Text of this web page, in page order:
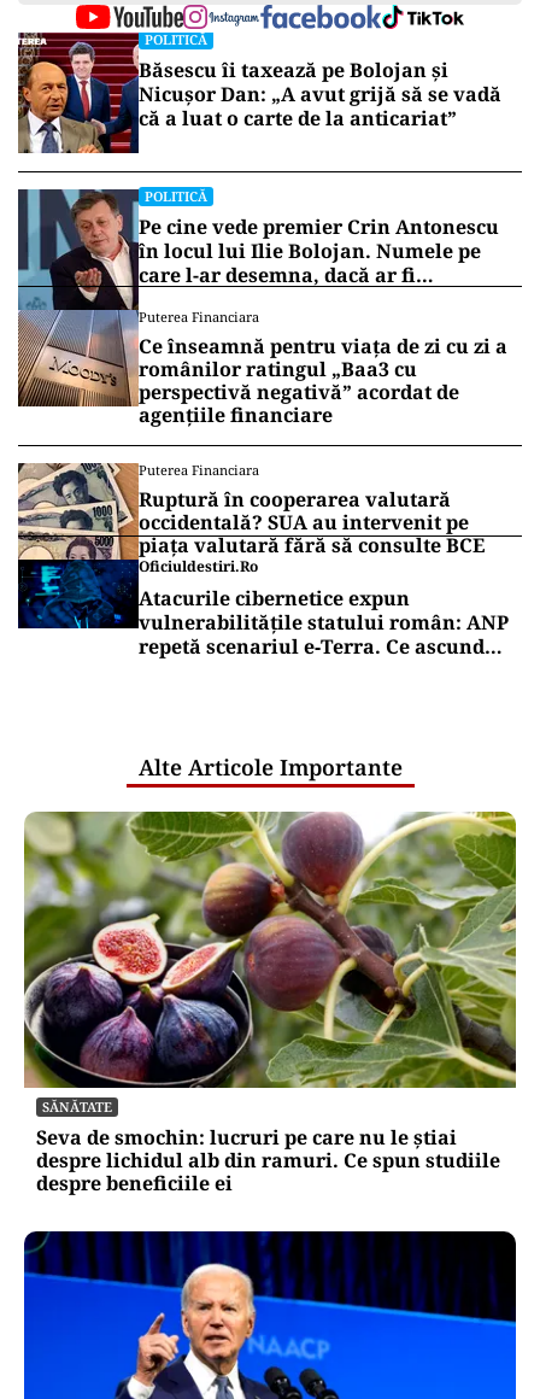
POLITICĂ
Băsescu îi taxează pe Bolojan și
Nicușor Dan: „A avut grijă să se vadă
că a luat o carte de la anticariat”
POLITICĂ
Pe cine vede premier Crin Antonescu
în locul lui Ilie Bolojan. Numele pe
care l-ar desemna, dacă ar fi
Puterea Financiara
Ce înseamnă pentru viața de zi cu zi a
românilor ratingul „Baa3 cu
perspectivă negativă” acordat de
agențiile financiare
Puterea Financiara
Ruptură în cooperarea valutară
occidentală? SUA au intervenit pe
piața valutară fără să consulte BCE
Oficiuldestiri.ro
Atacurile cibernetice expun
vulnerabilitățile statului român: ANP
repetă scenariul e‑Terra. Ce ascund
Alte Articole Importante
SĂNĂTATE
Seva de smochin: lucruri pe care nu le știai
despre lichidul alb din ramuri. Ce spun studiile
despre beneficiile ei